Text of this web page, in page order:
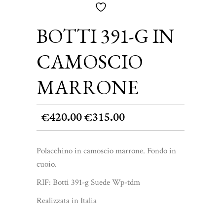
BOTTI 391-G IN
CAMOSCIO
MARRONE
€420.00Il
prezzo
originale
€420.00.
€315.00Il
prezzo
attuale
€315.00.
Polacchino in camoscio marrone. Fondo in
cuoio.
RIF: Botti 391-g Suede Wp-tdm
Realizzata in Italia